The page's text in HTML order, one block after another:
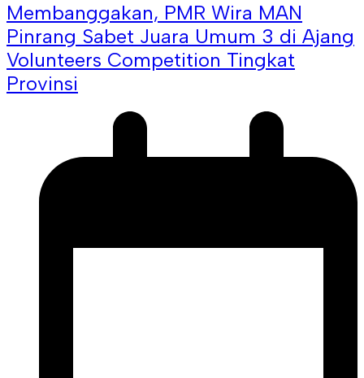
Membanggakan, PMR Wira MAN
Pinrang Sabet Juara Umum 3 di Ajang
Volunteers Competition Tingkat
Provinsi